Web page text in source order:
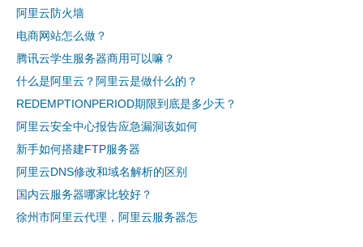
阿里云防火墙
电商网站怎么做？
腾讯云学生服务器商用可以嘛？
什么是阿里云？阿里云是做什么的？
REDEMPTIONPERIOD期限到底是多少天？
阿里云安全中心报告应急漏洞该如何
新手如何搭建FTP服务器
阿里云DNS修改和域名解析的区别
国内云服务器哪家比较好？
徐州市阿里云代理，阿里云服务器怎